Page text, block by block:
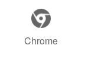
Chrome